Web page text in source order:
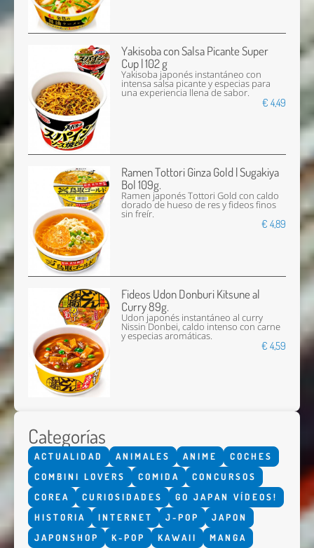
Yakisoba con Salsa Picante Super
Cup | 102 g
Yakisoba japonés instantáneo con
intensa salsa picante y especias para
una experiencia llena de sabor.
€ 4,49
Ramen Tottori Ginza Gold | Sugakiya
Bol 109g.
Ramen japonés Tottori Gold con caldo
dorado de hueso de res y fideos finos
sin freír.
€ 4,89
Fideos Udon Donburi Kitsune al
Curry 89g.
Udon japonés instantáneo al curry
Nissin Donbei, caldo intenso con carne
y especias aromáticas.
€ 4,59
Categorías
ACTUALIDAD ANIMALES ANIME
COCHES
COMBINI LOVERS
COMIDA
CONCURSOS
COREA
CURIOSIDADES
GO JAPAN VÍDEOS!
HISTORIA
INTERNET J-POP
JAPON
JAPONSHOP
K-POP KAWAII MANGA